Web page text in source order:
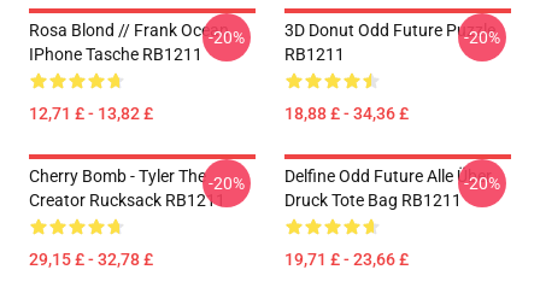
Rosa Blond // Frank Ocean
IPhone Tasche RB1211
12,71 £ - 13,82 £
-20%
3D Donut Odd Future Puzzle
RB1211
18,88 £ - 34,36 £
-20%
Cherry Bomb - Tyler The
Creator Rucksack RB1211
29,15 £ - 32,78 £
-20%
Delfine Odd Future Alle Über
Druck Tote Bag RB1211
19,71 £ - 23,66 £
-20%